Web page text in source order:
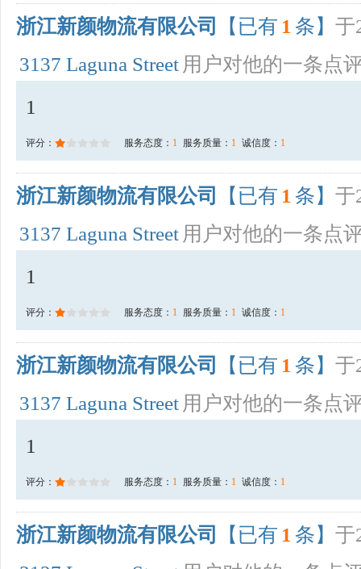
浙江新颜物流有限公司 【已有 1 条】 于
3137 Laguna Street 用户对他的一条点
1
评分： 服务态度： 1 服务质量： 1 诚信度： 1
浙江新颜物流有限公司 【已有 1 条】 于
3137 Laguna Street 用户对他的一条点
1
评分： 服务态度： 1 服务质量： 1 诚信度： 1
浙江新颜物流有限公司 【已有 1 条】 于
3137 Laguna Street 用户对他的一条点
1
评分： 服务态度： 1 服务质量： 1 诚信度： 1
浙江新颜物流有限公司 【已有 1 条】 于